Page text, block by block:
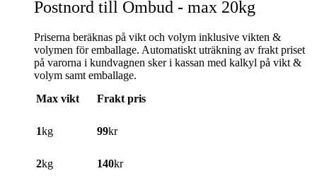
Postnord till Ombud - max 20kg
Priserna beräknas på vikt och volym inklusive vikten &
volymen för emballage. Automatiskt uträkning av frakt priset
på varorna i kundvagnen sker i kassan med kalkyl på vikt &
volym samt emballage.
Max vikt
Frakt pris
1kg 99kr
2kg 140kr